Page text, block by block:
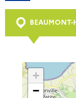
BEAUMONT-
+
−